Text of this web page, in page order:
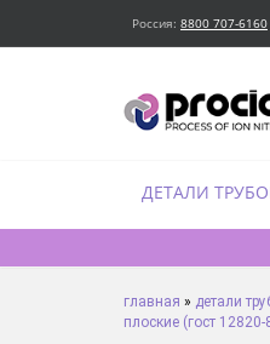
Россия: 8800 707-6160
ДЕТАЛИ
главная » детали
плоские (гост